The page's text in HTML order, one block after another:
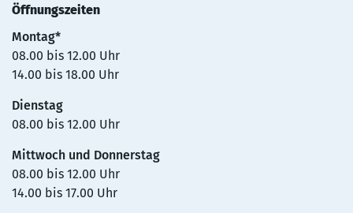
Öffnungszeiten
Montag*
08.00 bis 12.00 Uhr
14.00 bis 18.00 Uhr
Dienstag
08.00 bis 12.00 Uhr
Mittwoch und Donnerstag
08.00 bis 12.00 Uhr
14.00 bis 17.00 Uhr